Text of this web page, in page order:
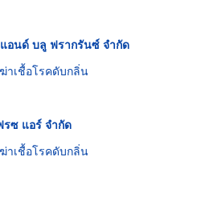
อนด์ บลู ฟรากรันซ์ จำกัด
ฆ่าเชื้อโรคดับกลิ่น
ซ แอร์ จำกัด
ฆ่าเชื้อโรคดับกลิ่น